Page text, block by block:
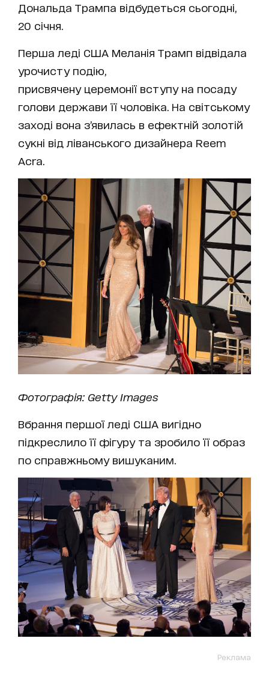
Дональда Трампа відбудеться сьогодні,
20 січня.
Перша леді США Меланія Трамп відвідала
урочисту подію,
присвячену церемонії вступу на посаду
голови держави її чоловіка. На світському
заході вона з’явилась в ефектній золотій
сукні від ліванського дизайнера Reem
Acra.
Фотографія: Getty Images
Вбрання першої леді США вигідно
підкреслило її фігуру та зробило її образ
по справжньому вишуканим.
Реклама